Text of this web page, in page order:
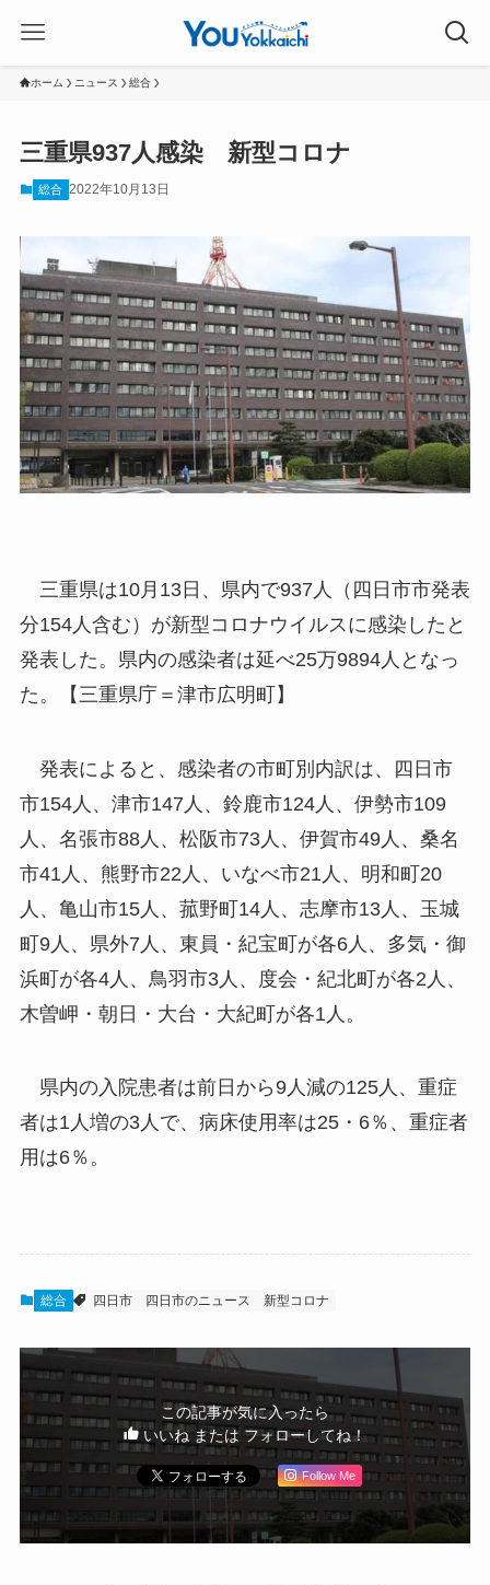
ホーム ニュース 総合
三重県937人感染 新型コロナ
総合 2022年10月13日
三重県は10月13日、県内で937人（四日市市発表
分154人含む）が新型コロナウイルスに感染したと
発表した。県内の感染者は延べ25万9894人となっ
た。【三重県庁＝津市広明町】
発表によると、感染者の市町別内訳は、四日市
市154人、津市147人、鈴鹿市124人、伊勢市109
人、名張市88人、松阪市73人、伊賀市49人、桑名
市41人、熊野市22人、いなべ市21人、明和町20
人、亀山市15人、菰野町14人、志摩市13人、玉城
町9人、県外7人、東員・紀宝町が各6人、多気・御
浜町が各4人、鳥羽市3人、度会・紀北町が各2人、
木曽岬・朝日・大台・大紀町が各1人。
県内の入院患者は前日から9人減の125人、重症
者は1人増の3人で、病床使用率は25・6％、重症者
用は6％。
総合 四日市 四日市のニュース 新型コロナ
この記事が気に入ったら
いいね または フォローしてね！
Follow Me